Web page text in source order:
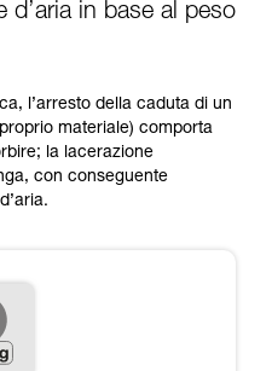
d’aria in base al peso
l’arresto della caduta di un
materiale) comporta
la lacerazione
con conseguente